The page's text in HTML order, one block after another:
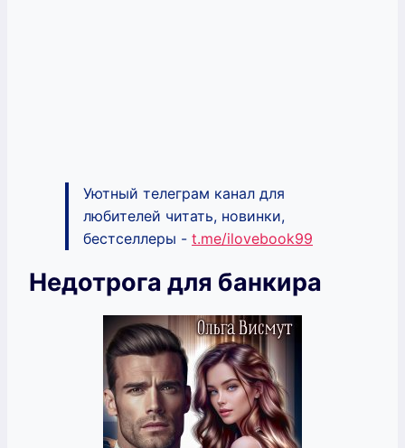
Уютный телеграм канал для
любителей читать, новинки,
бестселлеры - t.me/ilovebook99
Недотрога для банкира